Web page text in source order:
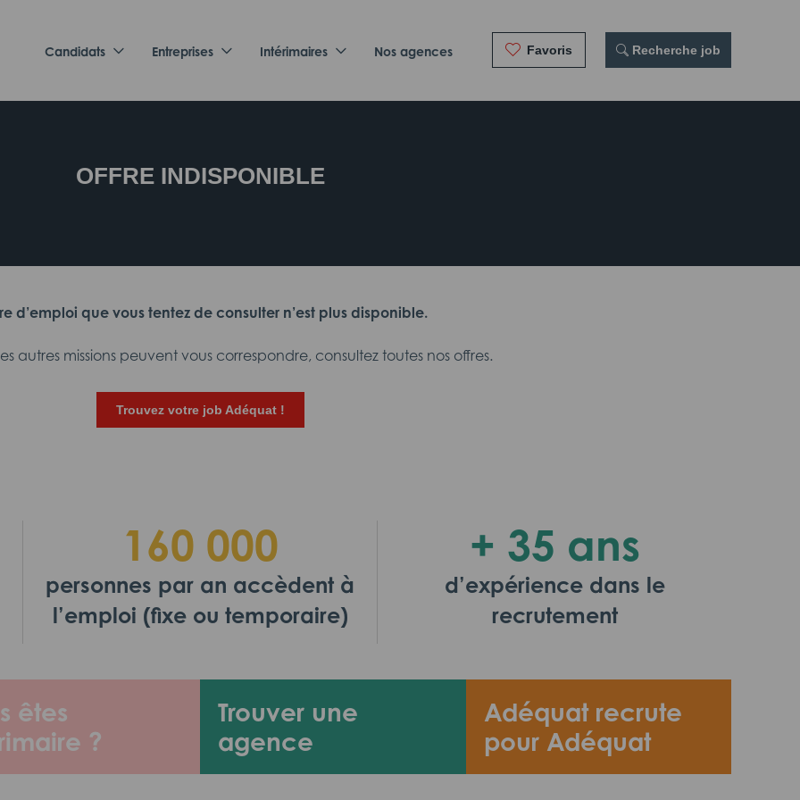
Candidats Entreprises Intérimaires Nos agences Favoris Recherche job
OFFRE INDISPONIBLE
d’emploi que vous tentez de consulter n’est plus disponible.
autres missions peuvent vous correspondre, consultez toutes nos offres.
Trouvez votre job Adéquat !
êtes
?
Trouver une
agence
Adéquat recrute
pour Adéquat
160 000
personnes par an accèdent à
l’emploi (fixe ou temporaire)
+ 35 ans
d’expérience dans le
recrutement